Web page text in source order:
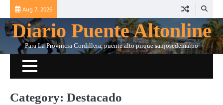
Skip
to
content
Aug 7, 2026
Diario Puente Altonline
Para La Provincia Cordillera, puente alto pirque sanjosedemaipo
Category: Destacado